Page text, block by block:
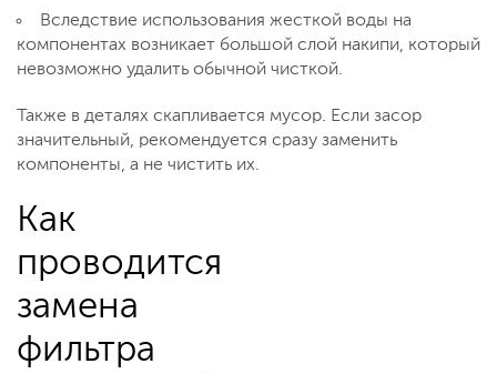
Вследствие использования жесткой воды на
компонентах возникает большой слой накипи, который
невозможно удалить обычной чисткой.
Также в деталях скапливается мусор. Если засор
значительный, рекомендуется сразу заменить
компоненты, а не чистить их.
Как
проводится
замена
фильтра